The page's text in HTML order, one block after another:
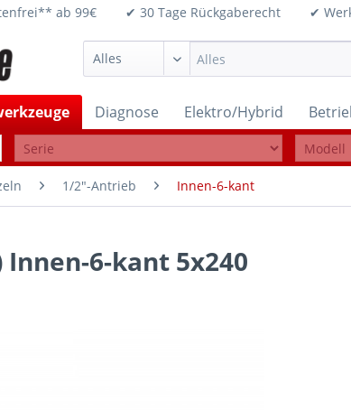
ab 99€ ✔ 30 Tage Rückgaberecht ✔
Diagnose Elektro/Hybrid
1/2"-Antrieb Innen-6-kant
Innen-6-kant 5x240